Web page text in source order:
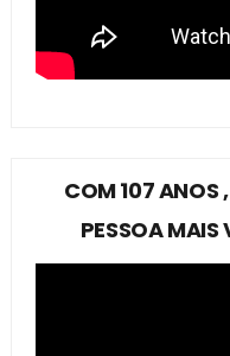
COM 107 ANOS
PESSOA MAIS